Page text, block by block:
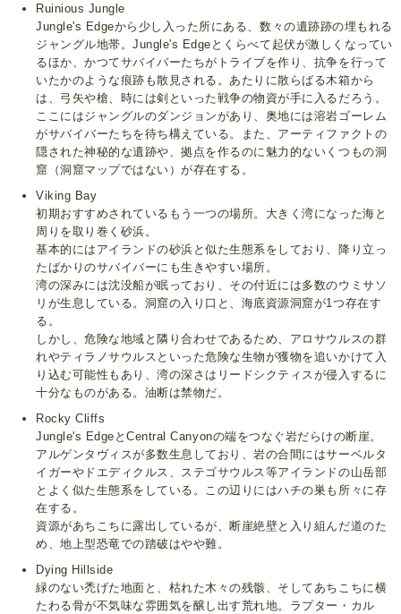
Ruinious Jungle
Jungle's Edgeから少し入った所にある、数々の遺跡跡の埋もれる
ジャングル地帯。Jungle's Edgeとくらべて起伏が激しくなってい
るほか、かつてサバイバーたちがトライブを作り、抗争を行って
いたかのような痕跡も散見される。あたりに散らばる木箱から
は、弓矢や槍、時には剣といった戦争の物資が手に入るだろう。
ここにはジャングルのダンジョンがあり、奥地には溶岩ゴーレム
がサバイバーたちを待ち構えている。また、アーティファクトの
隠された神秘的な遺跡や、拠点を作るのに魅力的ないくつもの洞
窟（洞窟マップではない）が存在する。
Viking Bay
初期おすすめされているもう一つの場所。大きく湾になった海と
周りを取り巻く砂浜。
基本的にはアイランドの砂浜と似た生態系をしており、降り立っ
たばかりのサバイバーにも生きやすい場所。
湾の深みには沈没船が眠っており、その付近には多数のウミサソ
リが生息している。洞窟の入り口と、海底資源洞窟が1つ存在す
る。
しかし、危険な地域と隣り合わせであるため、アロサウルスの群
れやティラノサウルスといった危険な生物が獲物を追いかけて入
り込む可能性もあり、湾の深さはリードシクティスが侵入するに
十分なものがある。油断は禁物だ。
Rocky Cliffs
Jungle's EdgeとCentral Canyonの端をつなぐ岩だらけの断崖。
アルゲンタヴィスが多数生息しており、岩の合間にはサーベルタ
イガーやドエディクルス、ステゴサウルス等アイランドの山岳部
とよく似た生態系をしている。この辺りにはハチの巣も所々に存
在する。
資源があちこちに露出しているが、断崖絶壁と入り組んだ道のた
め、地上型恐竜での踏破はやや難。
Dying Hillside
緑のない禿げた地面と、枯れた木々の残骸、そしてあちこちに横
たわる骨が不気味な雰囲気を醸し出す荒れ地。ラプター・カル